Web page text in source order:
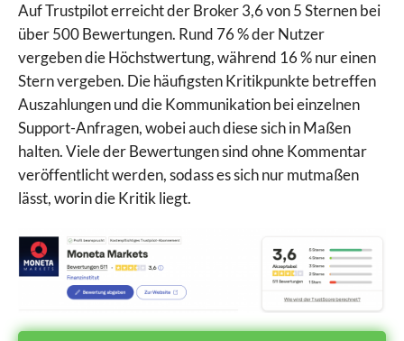
FxPro
GBE Brokers
IC Markets
IC Trading
IG
ING
Interactive Brokers
IQ Option
JFD Brokers
LYNX
Markets.com
Moneta Markets
Auf Trustpilot erreicht der Broker 3,6 von 5 Sternen bei
über 500 Bewertungen. Rund 76 % der Nutzer
vergeben die Höchstwertung, während 16 % nur einen
Stern vergeben. Die häufigsten Kritikpunkte betreffen
Auszahlungen und die Kommunikation bei einzelnen
Support-Anfragen, wobei auch diese sich in Maßen
halten. Viele der Bewertungen sind ohne Kommentar
veröffentlicht werden, sodass es sich nur mutmaßen
lässt, worin die Kritik liegt.